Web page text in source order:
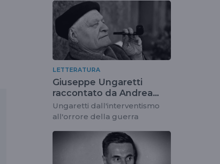
LETTERATURA
Giuseppe Ungaretti
raccontato da Andrea
Cortellessa
Ungaretti dall'interventismo
all'orrore della guerra